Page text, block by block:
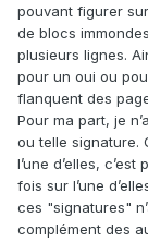
pouvant figurer
de blocs
plusieurs lignes.
pour un oui ou
flanquent des
Pour ma part, je
ou telle signature.
l’une d’elles,
fois sur l’une
ces "signatures"
complément des